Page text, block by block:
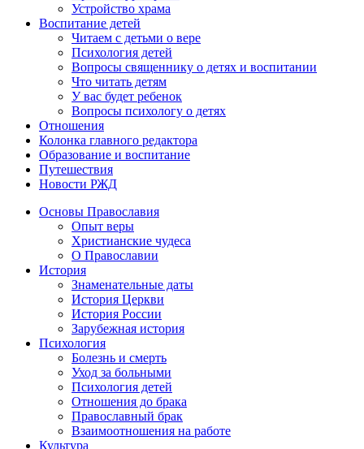
Устройство храма
Воспитание детей
Читаем с детьми о вере
Психология детей
Вопросы священнику о детях и воспитании
Что читать детям
У вас будет ребенок
Вопросы психологу о детях
Отношения
Колонка главного редактора
Образование и воспитание
Путешествия
Новости РЖД
Основы Православия
Опыт веры
Христианские чудеса
О Православии
История
Знаменательные даты
История Церкви
История России
Зарубежная история
Психология
Болезнь и смерть
Уход за больными
Психология детей
Отношения до брака
Православный брак
Взаимоотношения на работе
Культура